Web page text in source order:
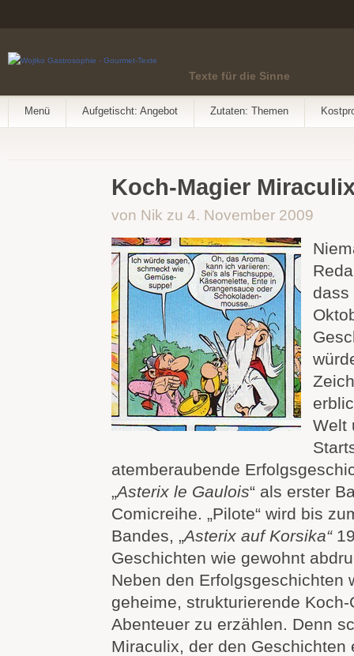
Texte für die Sinne
Menü Aufgetischt: Angebot Zutaten: Themen
Koch-Magier
von Nik zu 4. November 2009
dass
Welt
atemberaubende
„Asterix le Gaulois“ als erster
Comicreihe. „Pilote“ wird bis
Bandes, „Asterix auf Korsika“
Geschichten wie gewohnt
Neben den Erfolgsgeschichten
geheime, strukturierende
Abenteuer zu erzählen. Denn
Miraculix, der den Geschichten